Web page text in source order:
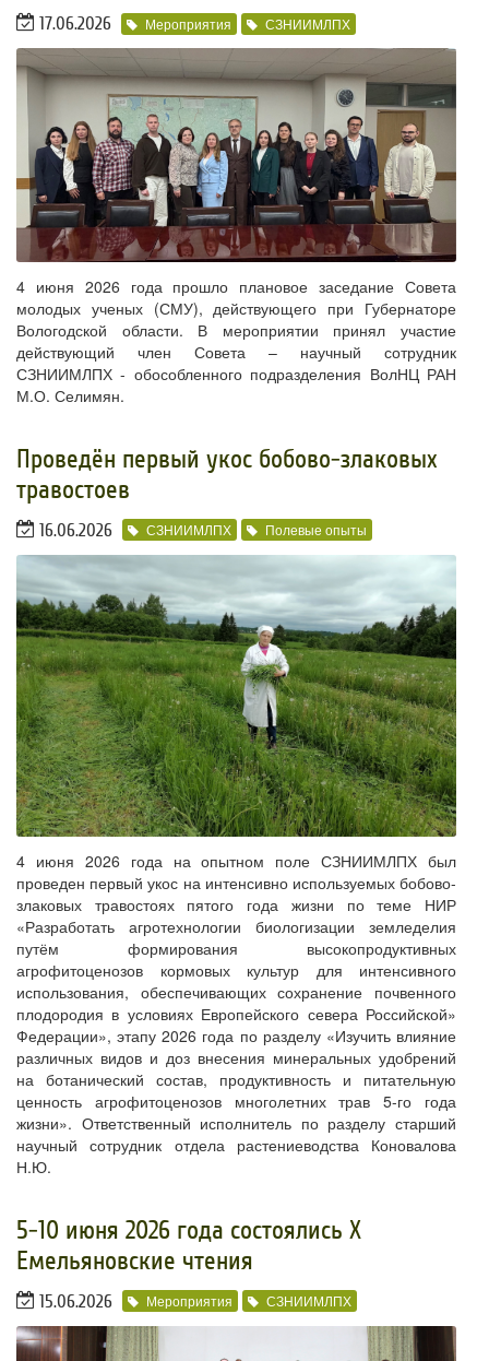
17.06.2026 Мероприятия СЗНИИМЛПХ
4 июня 2026 года прошло плановое заседание Совета
молодых ученых (СМУ), действующего при Губернаторе
Вологодской области. В мероприятии принял участие
действующий член Совета – научный сотрудник
СЗНИИМЛПХ - обособленного подразделения ВолНЦ РАН
М.О. Селимян.
​Проведён первый укос бобово-злаковых
травостоев
16.06.2026 СЗНИИМЛПХ Полевые опыты
4 июня 2026 года на опытном поле СЗНИИМЛПХ был
проведен первый укос на интенсивно используемых бобово-
злаковых травостоях пятого года жизни по теме НИР
«Разработать агротехнологии биологизации земледелия
путём формирования высокопродуктивных
агрофитоценозов кормовых культур для интенсивного
использования, обеспечивающих сохранение почвенного
плодородия в условиях Европейского севера Российской»
Федерации», этапу 2026 года по разделу «Изучить влияние
различных видов и доз внесения минеральных удобрений
на ботанический состав, продуктивность и питательную
ценность агрофитоценозов многолетних трав 5-го года
жизни». Ответственный исполнитель по разделу старший
научный сотрудник отдела растениеводства Коновалова
Н.Ю.
​5-10 июня 2026 года состоялись X
Емельяновские чтения
15.06.2026 Мероприятия СЗНИИМЛПХ